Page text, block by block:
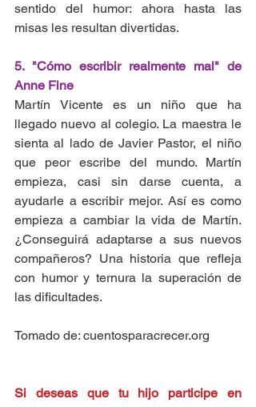
sentido del humor: ahora hasta las
misas les resultan divertidas.
5. "Cómo escribir realmente mal" de
Anne Fine
Martín Vicente es un niño que ha
llegado nuevo al colegio. La maestra le
sienta al lado de Javier Pastor, el niño
que peor escribe del mundo. Martín
empieza, casi sin darse cuenta, a
ayudarle a escribir mejor. Así es como
empieza a cambiar la vida de Martín.
¿Conseguirá adaptarse a sus nuevos
compañeros? Una historia que refleja
con humor y ternura la superación de
las dificultades.
Tomado de: cuentosparacrecer.org
Si deseas que tu hijo participe en